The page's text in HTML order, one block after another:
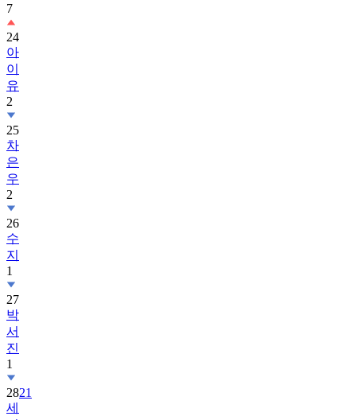
7
24
아
이
유
2
25
차
은
우
2
26
수
지
1
27
박
서
진
1
2821
세